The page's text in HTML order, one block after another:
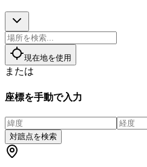
現在地を使用
または
座標を手動で入力
対蹠点を検索